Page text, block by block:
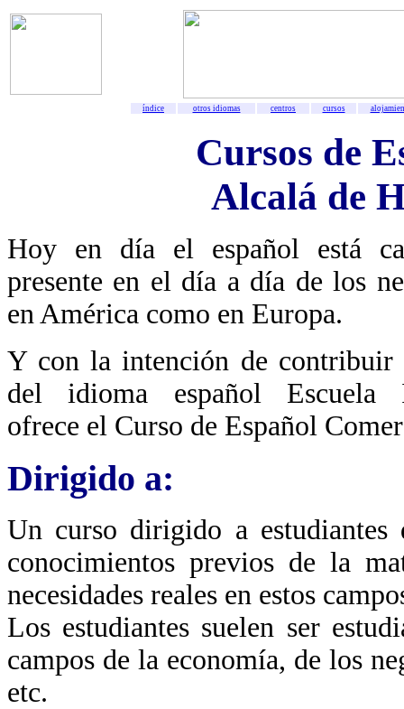
índice otros idiomas centros cursos
Cursos de
Alcalá de
Hoy en día el español está
presente en el día a día de los
en América como en Europa.
Y con la intención de
del idioma español Escuela
ofrece el Curso de Español
Dirigido a:
Un curso dirigido a estudiantes
conocimientos previos de la
necesidades reales en estos
Los estudiantes suelen ser
campos de la economía, de los
etc.